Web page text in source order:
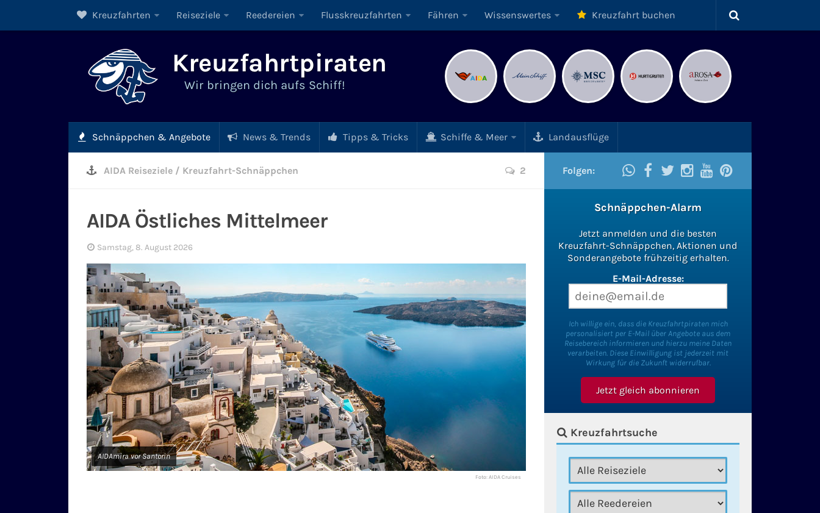
Kreuzfahrten Reiseziele Reedereien Flusskreuzfahrten Fähren Wissenswertes Kreuzfahrt buchen
Kreuzfahrtpiraten
Wir bringen dich aufs Schiff!
Schnäppchen & Angebote News & Trends Tipps & Tricks Schiffe & Meer Landausflüge
AIDA Reiseziele / Kreuzfahrt-Schnäppchen 2
AIDA Östliches Mittelmeer
Samstag, 8. August 2026
AIDAmira vor Santorin
Foto: AIDA Cruises
Folgen:
Schnäppchen-Alarm
Jetzt anmelden und die besten
Kreuzfahrt-Schnäppchen, Aktionen und
Sonderangebote frühzeitig erhalten.
E-Mail-Adresse:
Ich willige ein, dass die Kreuzfahrtpiraten mich
personalisiert per E-Mail über Angebote aus dem
Reisebereich informieren und hierzu meine Daten
verarbeiten. Diese Einwilligung ist jederzeit mit
Wirkung für die Zukunft widerrufbar.
Kreuzfahrtsuche